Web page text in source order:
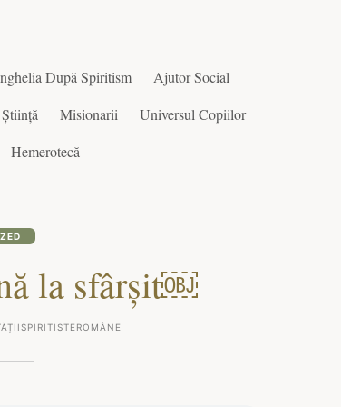
După Spiritism
Ajutor Social
Știință Misionarii
Universul Copiilor
Hemerotecă
la sfârșit￼